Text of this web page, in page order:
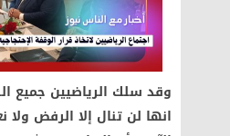
وقد سلك الرياضيين جميع
انها لن تنال إلا الرفض